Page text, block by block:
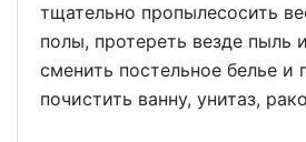
тщательно пропылесосить
полы, протереть везде пыль
сменить постельное белье и
почистить ванну, унитаз,